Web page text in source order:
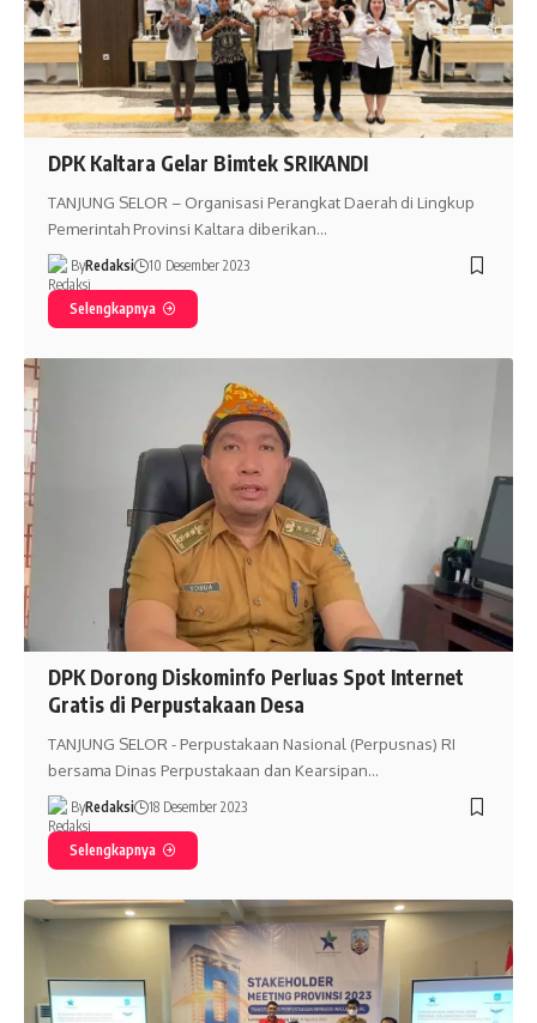
DPK Kaltara Gelar Bimtek SRIKANDI
TANJUNG SELOR – Organisasi Perangkat Daerah di Lingkup
Pemerintah Provinsi Kaltara diberikan…
ByRedaksi 10 Desember 2023
Selengkapnya
DPK Dorong Diskominfo Perluas Spot Internet
Gratis di Perpustakaan Desa
TANJUNG SELOR - Perpustakaan Nasional (Perpusnas) RI
bersama Dinas Perpustakaan dan Kearsipan…
ByRedaksi 18 Desember 2023
Selengkapnya